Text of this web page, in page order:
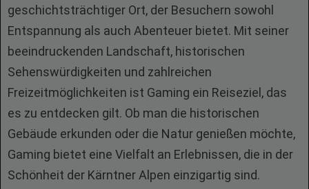
geschichtsträchtiger Ort, der Besuchern sowohl
Entspannung als auch Abenteuer bietet. Mit seiner
beeindruckenden Landschaft, historischen
Sehenswürdigkeiten und zahlreichen
Freizeitmöglichkeiten ist Gaming ein Reiseziel, das
es zu entdecken gilt. Ob man die historischen
Gebäude erkunden oder die Natur genießen möchte,
Gaming bietet eine Vielfalt an Erlebnissen, die in der
Schönheit der Kärntner Alpen einzigartig sind.